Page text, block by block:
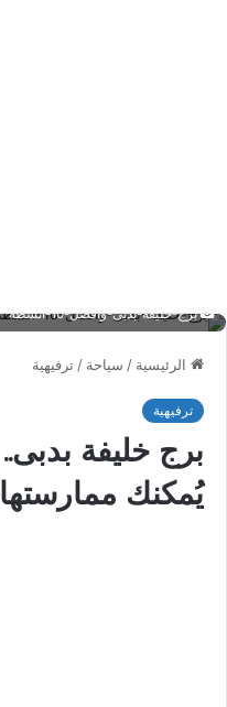
برج-خليفة-بدبى-وأفضل-10-أنشطة
الرئيسية / سياحة / ترفيهية
ترفيهية
يُمكنك ممارستها